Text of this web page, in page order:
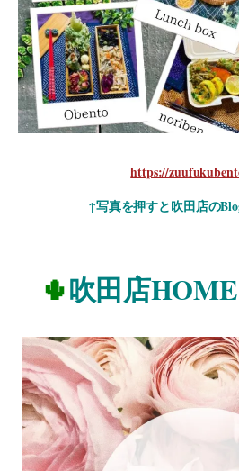
https://
↑写真を押すと吹田店の
🌵吹田店HOME